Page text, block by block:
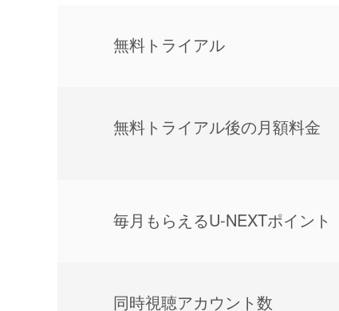
無料トライアル
無料トライアル後の⽉額料金
毎⽉もらえるU-NEXTポイント
同時視聴アカウント数